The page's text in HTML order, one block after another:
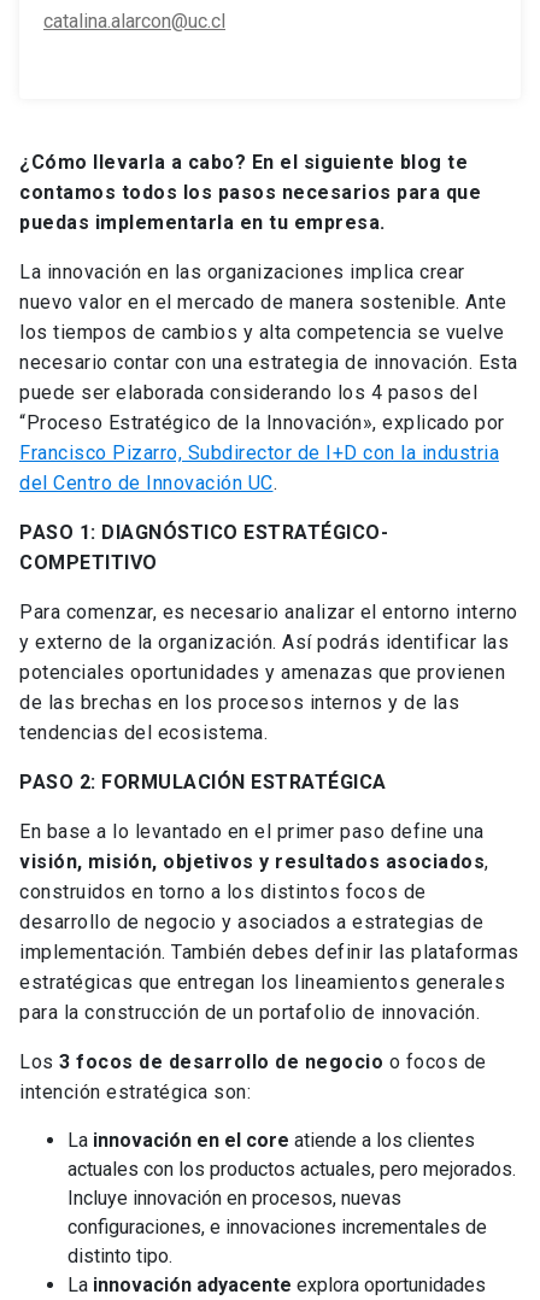
catalina.alarcon@uc.cl
¿Cómo llevarla a cabo? En el siguiente blog te
contamos todos los pasos necesarios para que
puedas implementarla en tu empresa.
La innovación en las organizaciones implica crear
nuevo valor en el mercado de manera sostenible. Ante
los tiempos de cambios y alta competencia se vuelve
necesario contar con una estrategia de innovación. Esta
puede ser elaborada considerando los 4 pasos del
“Proceso Estratégico de la Innovación», explicado por
Francisco Pizarro, Subdirector de I+D con la industria
del Centro de Innovación UC.
PASO 1: DIAGNÓSTICO ESTRATÉGICO-
COMPETITIVO
Para comenzar, es necesario analizar el entorno interno
y externo de la organización. Así podrás identificar las
potenciales oportunidades y amenazas que provienen
de las brechas en los procesos internos y de las
tendencias del ecosistema.
PASO 2: FORMULACIÓN ESTRATÉGICA
En base a lo levantado en el primer paso define una
visión, misión, objetivos y resultados asociados,
construidos en torno a los distintos focos de
desarrollo de negocio y asociados a estrategias de
implementación. También debes definir las plataformas
estratégicas que entregan los lineamientos generales
para la construcción de un portafolio de innovación.
Los 3 focos de desarrollo de negocio o focos de
intención estratégica son:
La innovación en el core atiende a los clientes
actuales con los productos actuales, pero mejorados.
Incluye innovación en procesos, nuevas
configuraciones, e innovaciones incrementales de
distinto tipo.
La innovación adyacente explora oportunidades